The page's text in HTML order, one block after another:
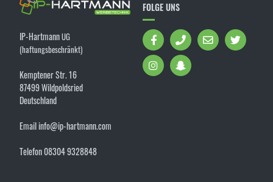
IP-HartmannUG
(haftungsbeschränkt)
Kemptener Str. 16
87499 Wildpoldsried
Deutschland
Email info@ip-hartmann.com
Telefon 08304 9328848
FOLGE UNS